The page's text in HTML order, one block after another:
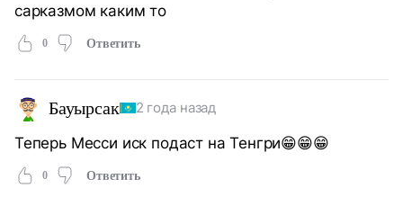
сарказмом каким то
0 Ответить
Бауырсак 2 года назад
Теперь Месси иск подаст на Тенгри😁😁😁
0 Ответить